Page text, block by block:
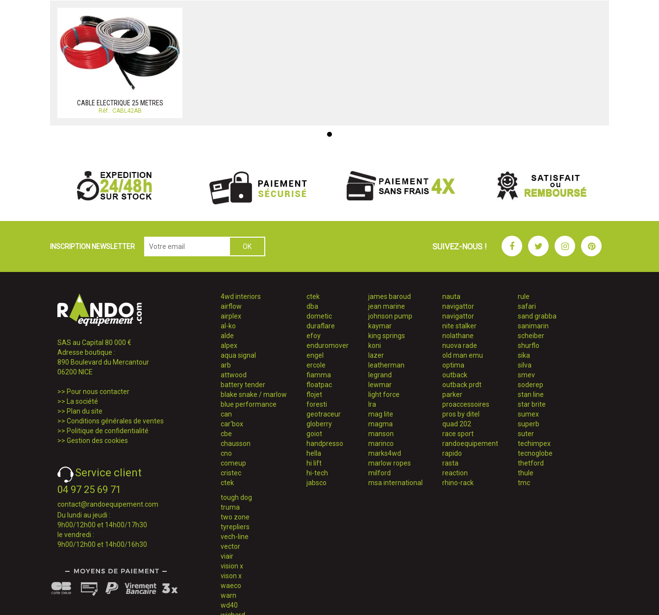
CABLE ELECTRIQUE 25 METRES
Réf.: CABL42AB
INSCRIPTION NEWSLETTER SUIVEZ-NOUS ! FacebookTwitterInstagramPinterest
SAS au Capital 80 000 €
Adresse boutique :
890 Boulevard du Mercantour
06200 NICE
>> Pour nous contacter
>> La société
>> Plan du site
>> Conditions générales de ventes
>> Politique de confidentialité
>> Gestion des cookies
Service client
04 97 25 69 71
contact@randoequipement.com
Du lundi au jeudi :
9h00/12h00 et 14h00/17h30
le vendredi :
9h00/12h00 et 14h00/16h30
4wd interiors
airflow
airplex
al-ko
alde
alpex
aqua signal
arb
attwood
battery tender
blake snake / marlow
blue performance
can
car'box
cbe
chausson
cno
comeup
cristec
ctek
ctek
dba
dometic
duraflare
efoy
enduromover
engel
ercole
fiamma
floatpac
flojet
foresti
geotraceur
globerry
goiot
handpresso
hella
hi lift
hi-tech
jabsco
james baroud
jean marine
johnson pump
kaymar
king springs
koni
lazer
leatherman
legrand
lewmar
light force
lra
mag lite
magma
manson
marinco
marks4wd
marlow ropes
milford
msa international
nauta
navigattor
navigattor
nite stalker
nolathane
nuova rade
old man emu
optima
outback
outback prdt
parker
proaccessoires
pros by ditel
quad 202
race sport
randoequipement
rapido
rasta
reaction
rhino-rack
rule
safari
sand grabba
sanimarin
scheiber
shurflo
sika
silva
smev
soderep
stan line
star brite
sumex
superb
suter
techimpex
tecnoglobe
thetford
thule
tmc
tough dog
truma
two zone
tyrepliers
vech-line
vector
viair
vision x
vison x
waeco
warn
wd40